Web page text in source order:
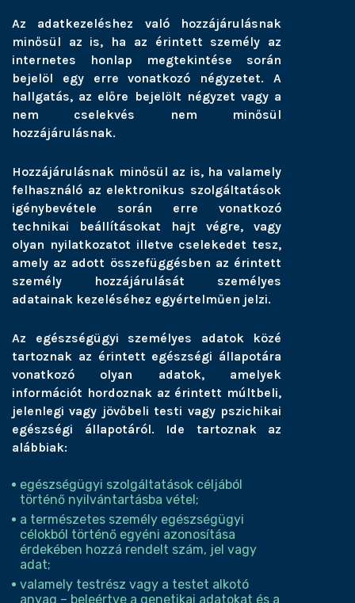
Az adatkezeléshez való hozzájárulásnak
minősül az is, ha az érintett személy az
internetes honlap megtekintése során
bejelöl egy erre vonatkozó négyzetet. A
hallgatás, az előre bejelölt négyzet vagy a
nem cselekvés nem minősül
hozzájárulásnak.
Hozzájárulásnak minősül az is, ha valamely
felhasználó az elektronikus szolgáltatások
igénybevétele során erre vonatkozó
technikai beállításokat hajt végre, vagy
olyan nyilatkozatot illetve cselekedet tesz,
amely az adott összefüggésben az érintett
személy hozzájárulását személyes
adatainak kezeléséhez egyértelműen jelzi.
Az egészségügyi személyes adatok közé
tartoznak az érintett egészségi állapotára
vonatkozó olyan adatok, amelyek
információt hordoznak az érintett múltbeli,
jelenlegi vagy jövőbeli testi vagy pszichikai
egészségi állapotáról. Ide tartoznak az
alábbiak:
egészségügyi szolgáltatások céljából
történő nyilvántartásba vétel;
a természetes személy egészségügyi
célokból történő egyéni azonosítása
érdekében hozzá rendelt szám, jel vagy
adat;
valamely testrész vagy a testet alkotó
anyag – beleértve a genetikai adatokat és a